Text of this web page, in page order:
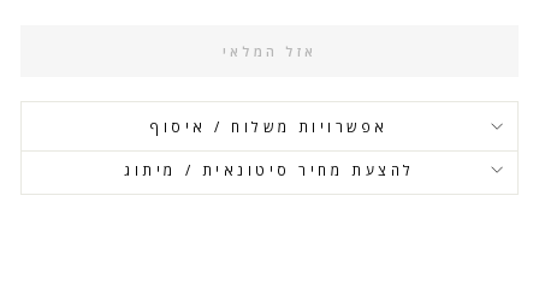
אזל המלאי
אפשרויות משלוח / איסוף
להצעת מחיר סיטונאית / מיתוג